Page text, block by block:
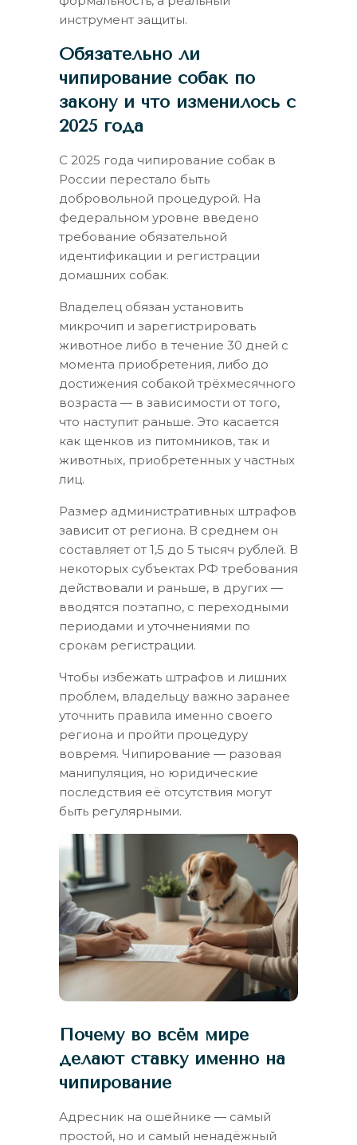
инструмент защиты.
Обязательно ли
чипирование собак по
закону и что изменилось с
2025 года
С 2025 года чипирование собак в
России перестало быть
добровольной процедурой. На
федеральном уровне введено
требование обязательной
идентификации и регистрации
домашних собак.
Владелец обязан установить
микрочип и зарегистрировать
животное либо в течение 30 дней с
момента приобретения, либо до
достижения собакой трёхмесячного
возраста — в зависимости от того,
что наступит раньше. Это касается
как щенков из питомников, так и
животных, приобретенных у частных
лиц.
Размер административных штрафов
зависит от региона. В среднем он
составляет от 1,5 до 5 тысяч рублей. В
некоторых субъектах РФ требования
действовали и раньше, в других —
вводятся поэтапно, с переходными
периодами и уточнениями по
срокам регистрации.
Чтобы избежать штрафов и лишних
проблем, владельцу важно заранее
уточнить правила именно своего
региона и пройти процедуру
вовремя. Чипирование — разовая
манипуляция, но юридические
последствия её отсутствия могут
быть регулярными.
Почему во всём мире
делают ставку именно на
чипирование
Адресник на ошейнике — самый
простой, но и самый ненадёжный